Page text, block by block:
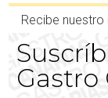
Recibe
Gastro